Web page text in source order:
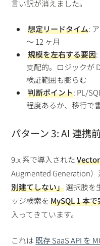
言い訳が消えました。
想定リードタイム:
〜 12 ヶ月
規模を左右する要因:
支配的。ロジックが
検証範囲も膨らむ
判断ポイント: PL/
程度あるか、移行で
パターン 3: AI 連携
9.x 系で導入された
Augmented Generation
別建てしない」選択肢を
ッジ検索をMySQL 1 本
入ってきています。
これは 既存 SaaS API を